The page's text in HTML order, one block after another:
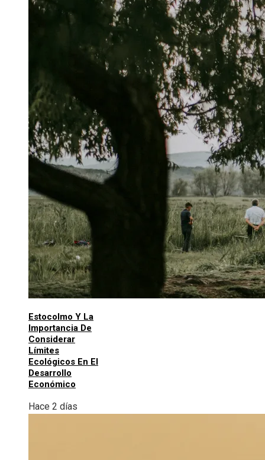
Estocolmo Y La
Importancia De
Considerar
Límites
Ecológicos En El
Desarrollo
Económico
Hace 2 días